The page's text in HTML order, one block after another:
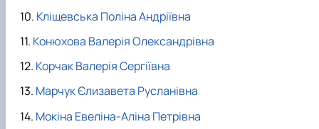
Кліщевська Поліна Андріївна
Конюхова Валерія Олександрівна
Корчак Валерія Сергіївна
Марчук Єлизавета Русланівна
Мокіна Евеліна-Аліна Петрівна